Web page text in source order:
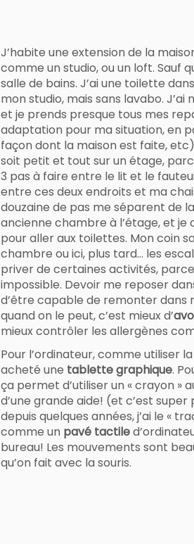
J’habite une extension de la
comme un studio, ou un loft. Sauf
salle de bains. J’ai une toilette
mon studio, mais sans lavabo.
et je prends presque tous mes
adaptation pour ma situation, en
façon dont la maison est faite,
soit petit et tout sur un étage,
3 pas à faire entre le lit et le
entre ces deux endroits et ma
douzaine de pas me séparent de
ancienne chambre à l’étage, et
pour aller aux toilettes. Mon coin
chambre ou ici, plus tard… les
priver de certaines activités,
impossible. Devoir me reposer
d’être capable de remonter
quand on le peut, c’est mieux d’
mieux contrôler les allergènes
Pour l’ordinateur, comme utiliser
acheté une tablette graphique.
ça permet d’utiliser un « crayon »
d’une grande aide! (et c’est
depuis quelques années, j’ai le «
comme un pavé tactile
bureau! Les mouvements sont
qu’on fait avec la souris.